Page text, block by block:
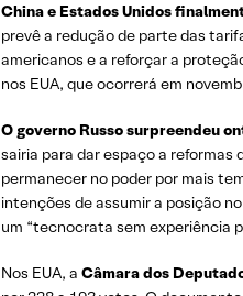
China e Estados Unidos
prevê a redução de parte das
americanos e a reforçar a
nos EUA, que ocorrerá em
O governo Russo surpreendeu
sairia para dar espaço a reformas
permanecer no poder por mais
intenções de assumir a posição
um “tecnocrata sem experiência
Nos EUA, a Câmara dos